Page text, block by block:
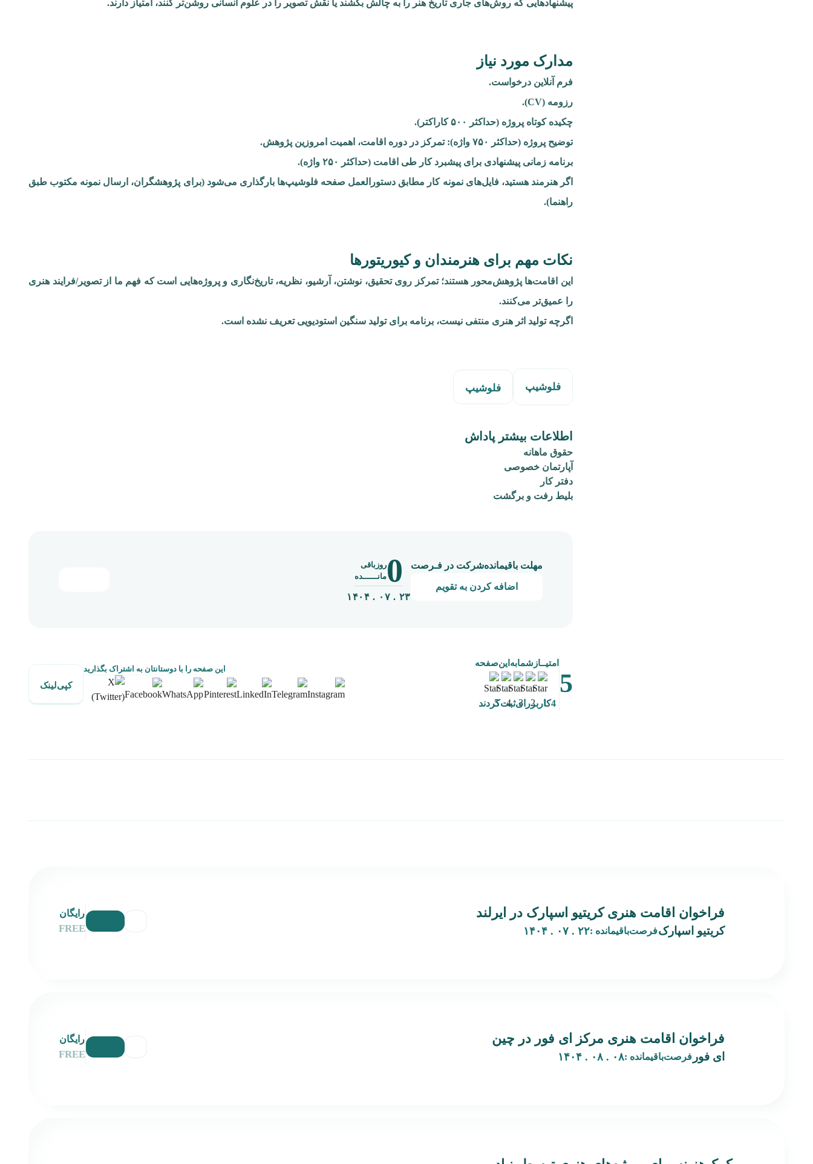
پیشنهادهایی که روش‌های جاری تاریخ هنر را به چالش بکشند یا نقش تصویر را در علوم انسانی روشن‌تر کنند، امتیاز دارند.
مدارک مورد نیاز
فرم آنلاین درخواست.
رزومه (CV).
چکیده کوتاه پروژه (حداکثر ۵۰۰ کاراکتر).
توضیح پروژه (حداکثر ۷۵۰ واژه): تمرکز در دوره اقامت، اهمیت امروزین پژوهش.
برنامه زمانی پیشنهادی برای پیشبرد کار طی اقامت (حداکثر ۲۵۰ واژه).
اگر هنرمند هستید، فایل‌های نمونه کار مطابق دستورالعمل صفحه فلوشیپ‌ها بارگذاری می‌شود (برای پژوهشگران، ارسال نمونه مکتوب طبق
راهنما).
نکات مهم برای هنرمندان و کیوریتورها
این اقامت‌ها پژوهش‌محور هستند؛ تمرکز روی تحقیق، نوشتن، آرشیو، نظریه، تاریخ‌نگاری و پروژه‌هایی است که فهم ما از تصویر/فرایند هنری
را عمیق‌تر می‌کنند.
اگرچه تولید اثر هنری منتفی نیست، برنامه برای تولید سنگین استودیویی تعریف نشده است.
فلوشیپ فلوشیپ
اطلاعات بیشتر پاداش
حقوق ماهانه
آپارتمان خصوصی
دفتر کار
بلیط رفت و برگشت
مهلت باقیمانده‌شرکت در فـرصت
اضافه کردن به تقویم 0روزباقی
مانــــــده
۲۳ . ۰۷ . ۱۴۰۴
5
امتیــازشما‌به‌این‌صفحه
4کاربررای‌ثبت‌کردند
این صفحه را با دوستانتان به اشتراک بگذارید
کپی‌لینک
فراخوان اقامت هنری کریتیو اسپارک در ایرلند
کریتیو اسپارکفرصت‌باقیمانده :۲۲ . ۰۷ . ۱۴۰۴
رایگان
FREE
فراخوان اقامت هنری مرکز ای فور در چین
ای فور فرصت‌باقیمانده :۰۸ . ۰۸ . ۱۴۰۴
رایگان
FREE